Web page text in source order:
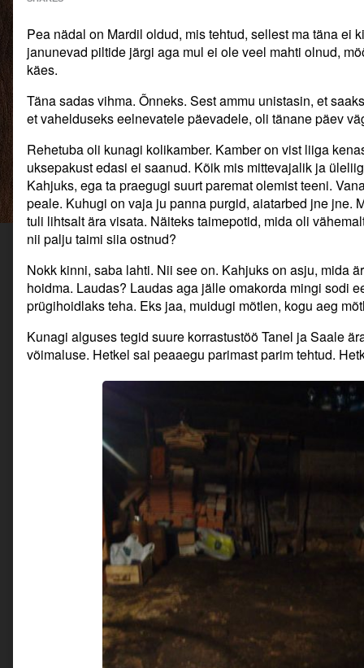
of
Arheoloogi
vaimustusega.,
Pea nädal on Mardil oldud, mis tehtud, sellest ma täna ei
janunevad piltide järgi aga mul ei ole veel mahti olnud,
käes.
Täna sadas vihma. Õnneks. Sest ammu unistasin, et
et vahelduseks eelnevatele päevadele, oli tänane päev
Rehetuba oli kunagi kolikamber. Kamber on vist liiga
uksepakust edasi ei saanud. Kõik mis mittevajalik ja
Kahjuks, ega ta praegugi suurt paremat olemist teeni.
peale. Kuhugi on vaja ju panna purgid, aiatarbed jne jne.
tuli lihtsalt ära visata. Näiteks taimepotid, mida oli
nii palju taimi siia ostnud?
Nokk kinni, saba lahti. Nii see on. Kahjuks on asju, mida
hoidma. Laudas? Laudas aga jälle omakorda mingi sodi
prügihoidlaks teha. Eks jaa, muidugi mõtlen, kogu aeg
Kunagi alguses tegid suure korrastustöö Tanel ja Saale
võimaluse. Hetkel sai peaaegu parimast parim tehtud.